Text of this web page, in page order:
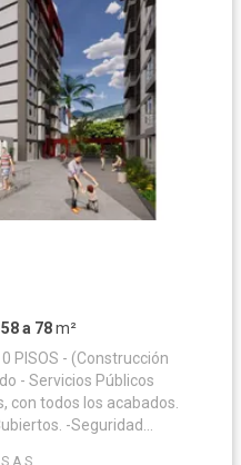
58 a 78m²
PISOS - (Construcción
- Servicios Públicos
-Seguridad